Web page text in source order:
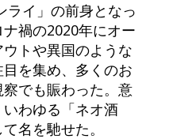
ライ」の前身となっ
禍の2020年にオー
トや異国のような
を集め、多くのお
でも賑わった。意
わゆる「ネオ酒
名を馳せた。